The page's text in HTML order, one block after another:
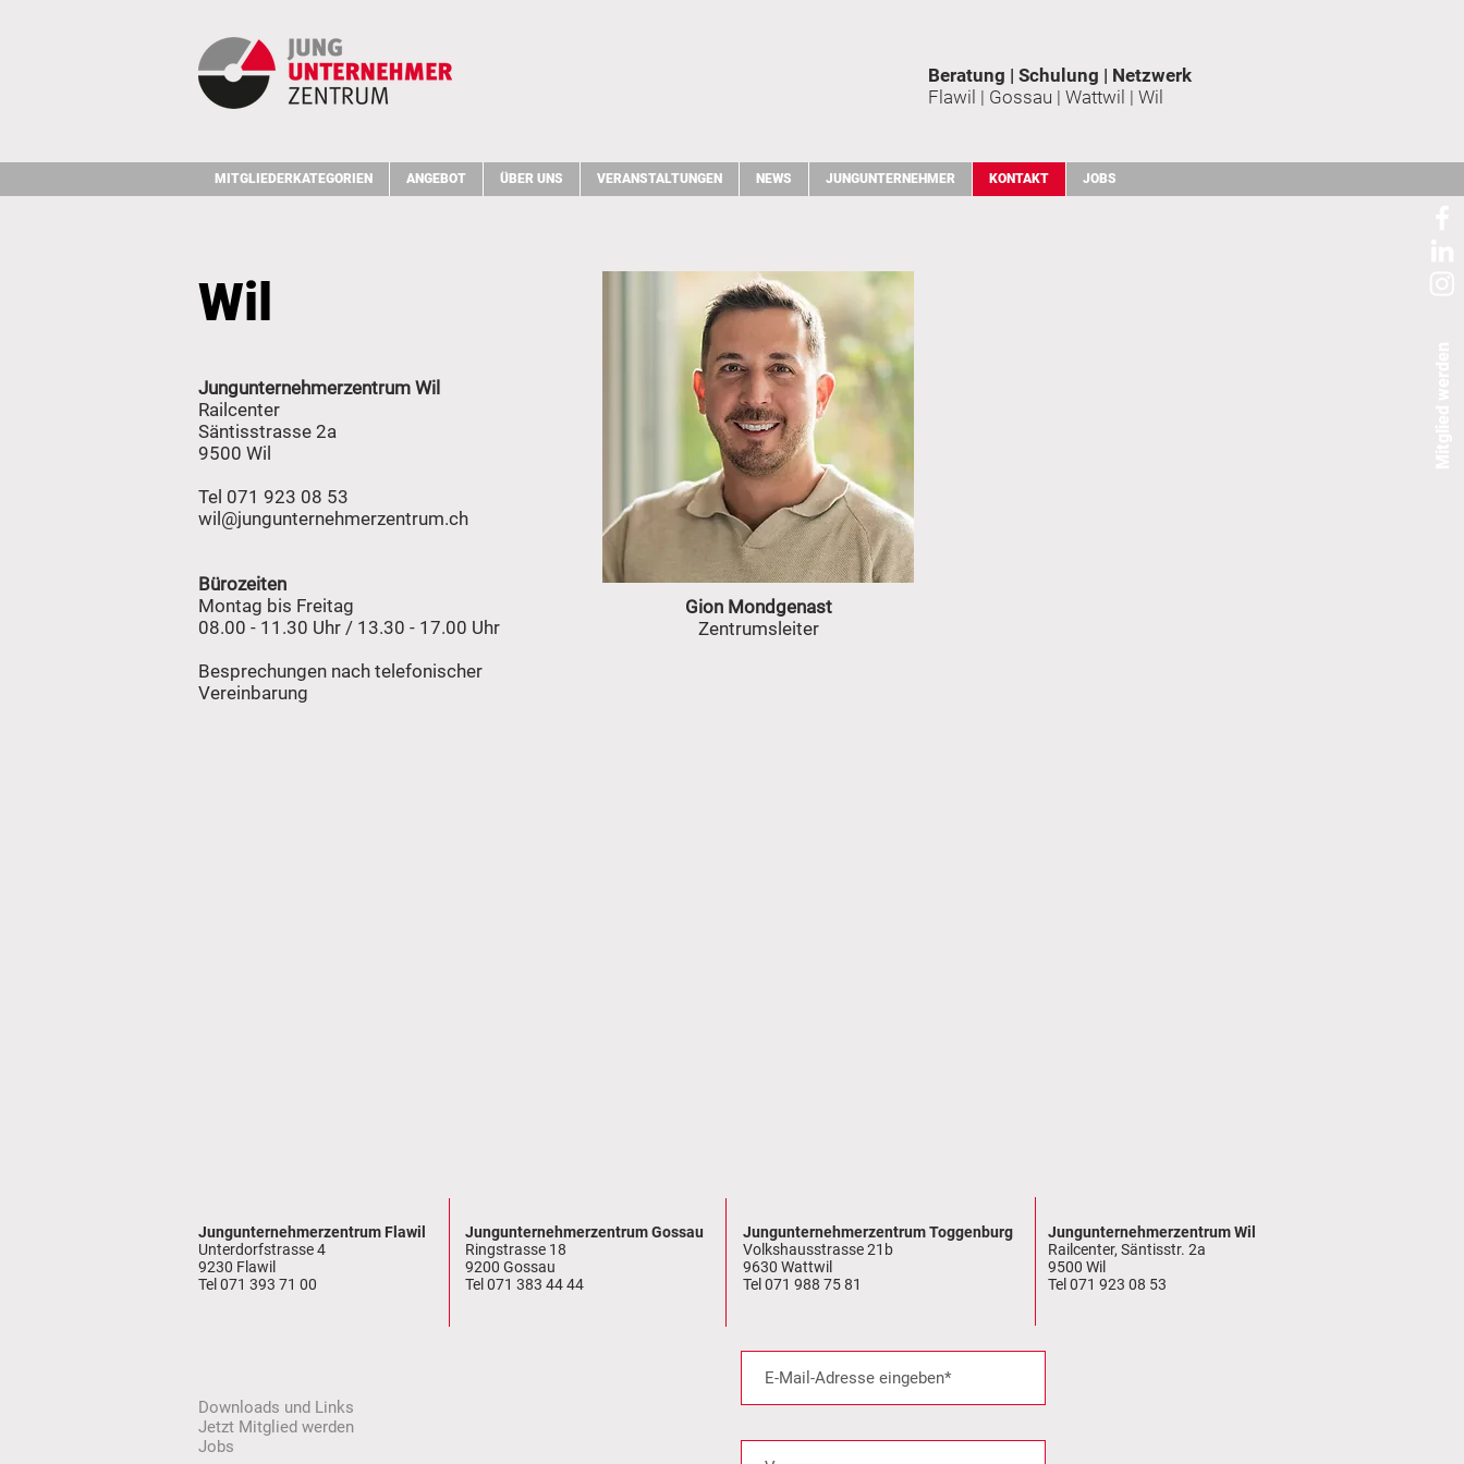
Beratung | Schulung | Netzwerk
Flawil | Gossau | Wattwil | Wil
MITGLIEDERKATEGORIEN ANGEBOT ÜBER UNS VERANSTALTUNGEN NEWS JUNGUNTERNEHMER KONTAKT JOBS
Wil
Jungunternehmerzentrum Wil
Railcenter
Säntisstrasse 2a
9500 Wil
Tel 071 923 08 53
wil@jungunternehmerzentrum.ch
Bürozeiten
Montag bis Freitag
08.00 - 11.30 Uhr / 13.30 - 17.00 Uhr
Besprechungen nach telefonischer
Vereinbarung
Gion Mondgenast
Zentrumsleiter
Jungunternehmerzentrum Flawil
Unterdorfstrasse 4
9230 Flawil
Tel 071 393 71 00
Jungunternehmerzentrum Gossau
Ringstrasse 18
9200 Gossau
Tel 071 383 44 44
Jungunternehmerzentrum Toggenburg
Volkshausstrasse 21b
9630 Wattwil
Tel 071 988 75 81
Jungunternehmerzentrum Wil
Railcenter, Säntisstr. 2a
9500 Wil
Tel 071 923 08 53
Downloads und Links
Jetzt Mitglied werden
Jobs